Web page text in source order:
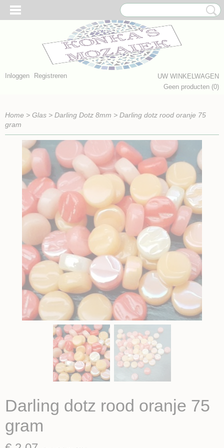
Inloggen Registreren
UW WINKELWAGEN
Geen producten (0)
Home > Glas > Darling Dotz 8mm > Darling dotz rood oranje 75
gram
Darling dotz rood oranje 75
gram